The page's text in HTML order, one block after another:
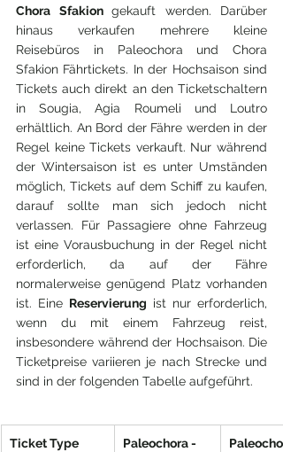
Chora Sfakion gekauft werden. Darüber
hinaus verkaufen mehrere kleine
Reisebüros in Paleochora und Chora
Sfakion Fährtickets. In der Hochsaison sind
Tickets auch direkt an den Ticketschaltern
in Sougia, Agia Roumeli und Loutro
erhältlich. An Bord der Fähre werden in der
Regel keine Tickets verkauft. Nur während
der Wintersaison ist es unter Umständen
möglich, Tickets auf dem Schiff zu kaufen,
darauf sollte man sich jedoch nicht
verlassen. Für Passagiere ohne Fahrzeug
ist eine Vorausbuchung in der Regel nicht
erforderlich, da auf der Fähre
normalerweise genügend Platz vorhanden
ist. Eine Reservierung ist nur erforderlich,
wenn du mit einem Fahrzeug reist,
insbesondere während der Hochsaison. Die
Ticketpreise variieren je nach Strecke und
sind in der folgenden Tabelle aufgeführt.
Ticket Type
Paleochora -